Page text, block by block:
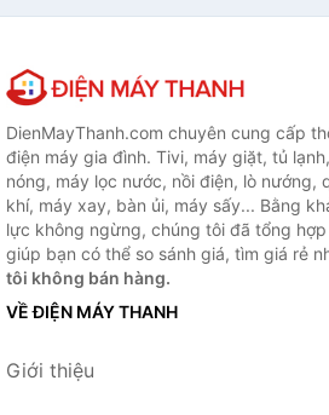
DienMayThanh.com chuyên cung cấp
điện máy gia đình. Tivi, máy giặt, tủ
nóng, máy lọc nước, nồi điện, lò nướng,
khí, máy xay, bàn ủi, máy sấy... Bằng
lực không ngừng, chúng tôi đã tổng
giúp bạn có thể so sánh giá, tìm giá rẻ
tôi không bán hàng.
VỀ ĐIỆN MÁY THANH
Giới thiệu